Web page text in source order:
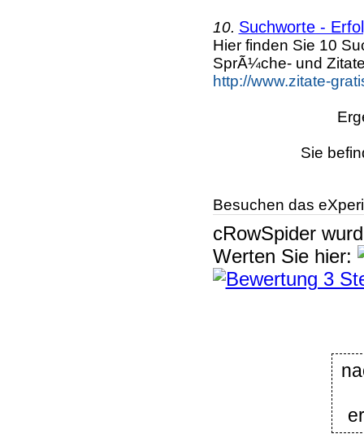
10. Suchworte -
Hier finden Sie 10
SprÃ¼che- und
http://www.zitate-
Sie
Besuchen das
cRowSpider
Werten Sie hier: